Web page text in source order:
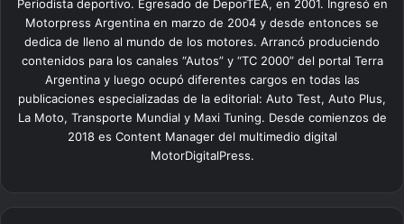
Periodista deportivo. Egresado de DeporTEA, en 2001. Ingresó en
Motorpress Argentina en marzo de 2004 y desde entonces se
dedica de lleno al mundo de los motores. Arrancó produciendo
contenidos para los canales “Autos” y “TC 2000” del portal Terra
Argentina y luego ocupó diferentes cargos en todas las
publicaciones especializadas de la editorial: Auto Test, Auto Plus,
La Moto, Transporte Mundial y Maxi Tuning. Desde comienzos de
2018 es Content Manager del multimedio digital
MotorDigitalPress.